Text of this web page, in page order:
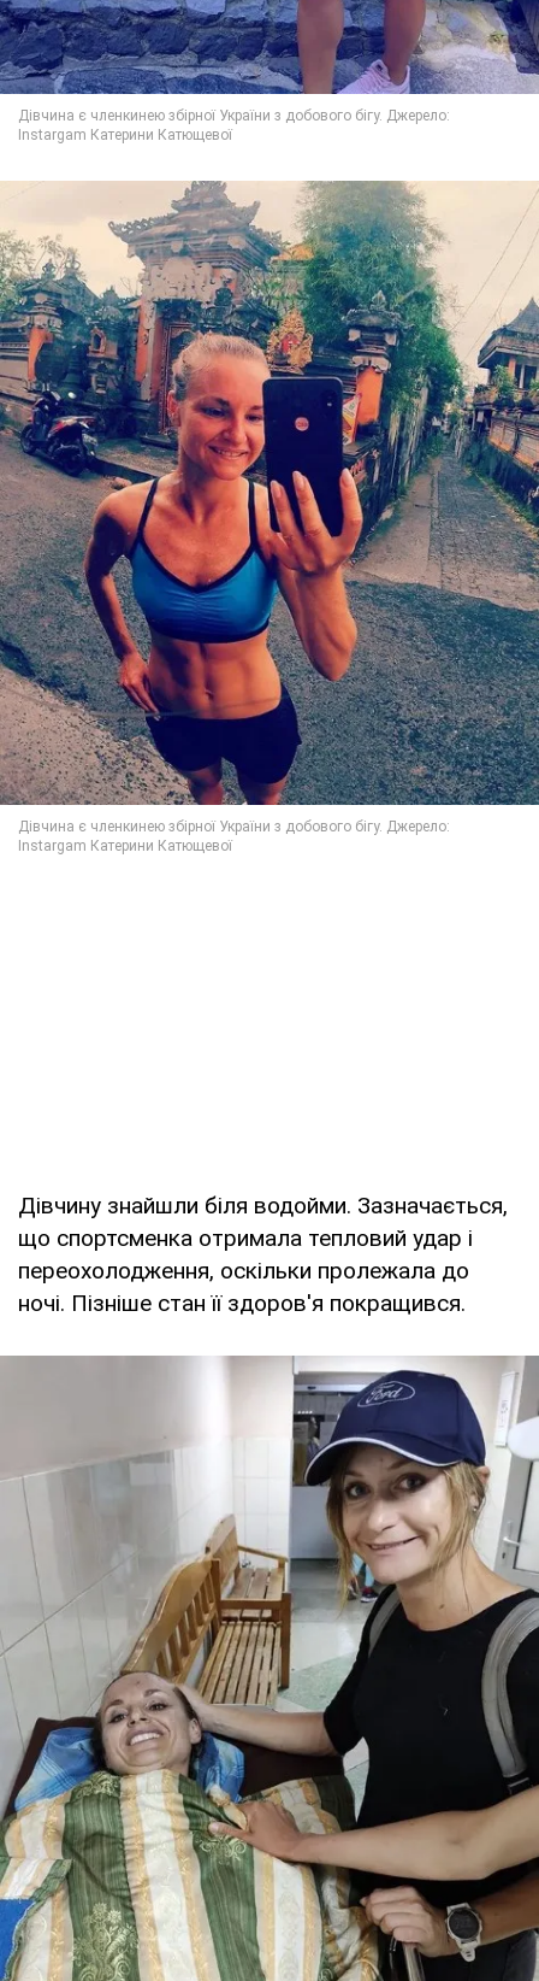
Дівчину знайшли біля водойми. Зазначається,
що спортсменка отримала тепловий удар і
переохолодження, оскільки пролежала до
ночі. Пізніше стан її здоров'я покращився.